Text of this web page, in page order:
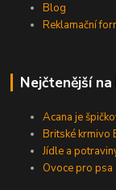
Blog
Reklamační
Nejčtenější
Acana je
Britské krmivo
Jídle a
Ovoce pro psa